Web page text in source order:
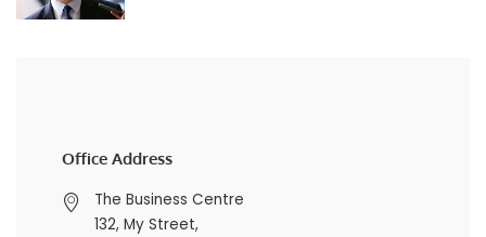
Office Address
The Business Centre
132, My Street,